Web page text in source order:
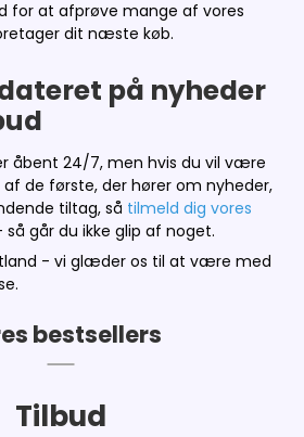
for at afprøve mange af vores
dit næste køb.
på nyheder
åbent 24/7, men hvis du vil være
de første, der hører om nyheder,
tiltag, så tilmeld dig vores
så går du ikke glip af noget.
- vi glæder os til at være med
bestsellers
Tilbud